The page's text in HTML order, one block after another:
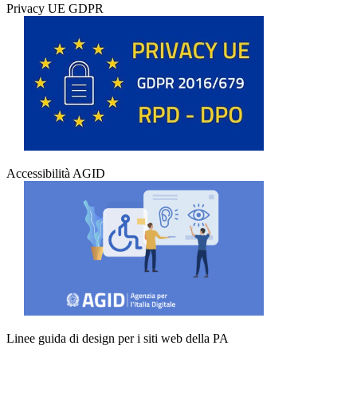
Privacy UE GDPR
Accessibilità AGID
Linee guida di design per i siti web della PA